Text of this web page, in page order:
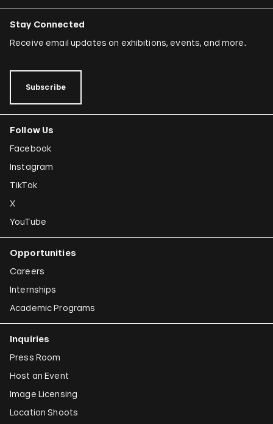
Stay Connected
Receive email updates on exhibitions, events, and more.
Subscribe
Follow Us
Facebook
Instagram
TikTok
X
YouTube
Opportunities
Careers
Internships
Academic Programs
Inquiries
Press Room
Host an Event
Image Licensing
Location Shoots